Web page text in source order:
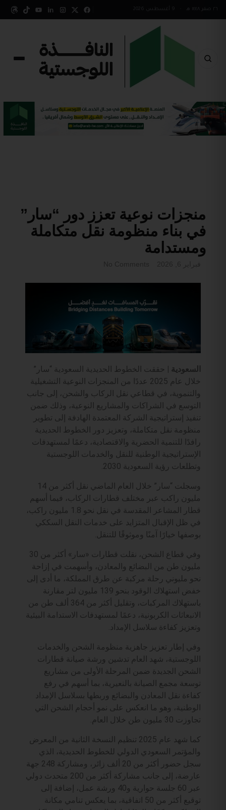
9 أغسطس 2026
منجزات نوعية تعزز دور “سار”
في بناء منظومة نقل متكاملة
ومستدامة
السعودية |
حققت الخطوط الحديدية السعودية “سار”
خلال عام 2025 عددًا من المنجزات النوعية التشغيلية
والتنموية، في قطاعي نقل الركاب والشحن، إلى جانب
التوسع في الشراكات والمشاريع النوعية، وذلك ضمن
تنفيذ إستراتيجية الشركة المعتمدة الهادفة إلى تطوير
منظومة نقل متكاملة، وتعزيز دور الخطوط الحديدية
رافدًا للتنمية الحضرية والاقتصادية، دعمًا لمستهدفات
الإستراتيجية الوطنية للنقل والخدمات اللوجستية
وتطلعات رؤية السعودية 2030.
وسجلت “سار” خلال العام الماضي نقل أكثر من 14
مليون راكب عبر مختلف قطارات الركاب، فيما أسهم
قطار المشاعر المقدسة في نقل نحو 1.8 مليون راكب،
في ظل الإقبال المتزايد على خدمات النقل السككي
بوصفها خيارًا آمنًا وموثوقًا للتنقل.
وفي قطاع الشحن، نقلت قطارات «سار» أكثر من 30
مليون طن من البضائع والمعادن، وأسهمت في إزاحة
نحو مليوني رحلة مركبة عن طرق المملكة، ما أدى إلى
خفض استهلاك الوقود بنحو 139 مليون لتر مقارنة
باستهلاك المركبات، وتقليل أكثر من 364 ألف طن من
الانبعاثات الكربونية، دعمًا لمستهدفات الاستدامة البيئية
وتعزيز كفاءة سلاسل الإمداد.
وفي إطار تعزيز جاهزية منظومة الشحن والخدمات
اللوجستية، شهد العام تدشين ورشة صيانة قطارات
الشحن الجديدة ضمن المرحلة الأولى من مشاريع
توسعة مجمع الصيانة بالنعيرية، بما أسهم في رفع
كفاءة نقل المعادن والبضائع وربطها بسلاسل الإمداد
الوطنية، وهو ما انعكس على نمو أحجام الشحن التي
تجاوزت 30 مليون طن خلال العام.
كما شهد عام 2025 تنظيم النسخة الثانية من المعرض
والمؤتمر السعودي الدولي للخطوط الحديدية، الذي
سجل حضور أكثر من 20 ألف زائر، ومشاركة 248 جهة
عارضة، إلى جانب مشاركة أكثر من 200 متحدث دولي
عبر 60 جلسة حوارية و40 ورشة عمل، إضافة إلى
توقيع أكثر من 50 اتفاقية، بما يعكس تنامي مكانة